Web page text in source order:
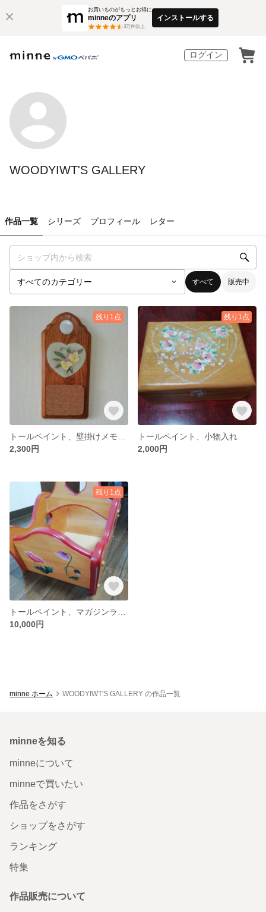
お買いものがもっとお得に
minneのアプリ
3万件以上
インストールする
ログイン
WOODYIWT'S GALLERY
作品一覧 シリーズ プロフィール レター
すべて 販売中
残り1点
2,300円
残り1点
トールペイント、小物入れ
2,000円
残り1点
10,000円
minne ホーム WOODYIWT'S GALLERY の作品一覧
minneを知る
minneについて
minneで買いたい
作品をさがす
ショップをさがす
ランキング
特集
作品販売について